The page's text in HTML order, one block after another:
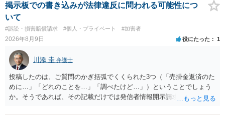
掲示板での書き込みが法律違反に問われる可能性につ
いて
#訴訟・損害賠償請求 #個人・プライベート #加害者
2026年8月9日 役にたった 1
川添 圭 弁護士
投稿したのは、ご質問のかぎ括弧でくくられた3つ（「売掛金返済のた
めに…」「どれのことを…」「調べたけど…」）ということでしょう
か。そうであれば、その記載だけでは発信者情報開示請求が認められ
ただ、「328が名誉毀損、偽計業務妨害、侮辱罪、ストーカー等に関す